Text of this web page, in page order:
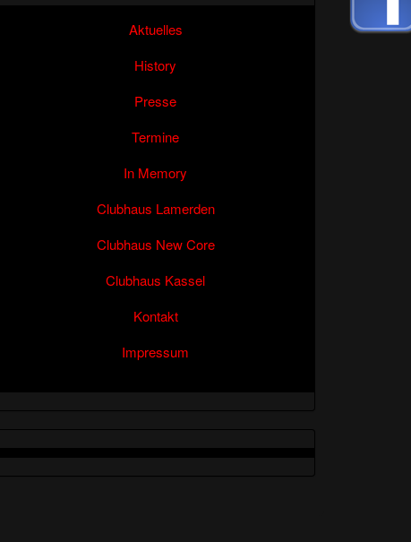
Aktuelles
History
Presse
Termine
In Memory
Clubhaus Lamerden
Clubhaus New Core
Clubhaus Kassel
Kontakt
Impressum